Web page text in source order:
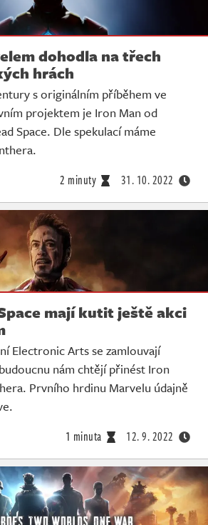
dohodla na třech
hrách
s originálním příběhem ve
projektem je Iron Man od
Space. Dle spekulací máme
2 minuty 31. 10. 2022
mají kutit ještě akci
Electronic Arts se zamlouvají
nám chtějí přinést Iron
Prvního hrdinu Marvelu údajně
1 minuta 12. 9. 2022